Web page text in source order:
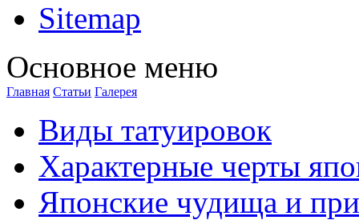
Sitemap
Оснoвнoе меню
Главная Стaтьи Галерея
Виды тaтуировок
Характерные черты
Японские чудища и